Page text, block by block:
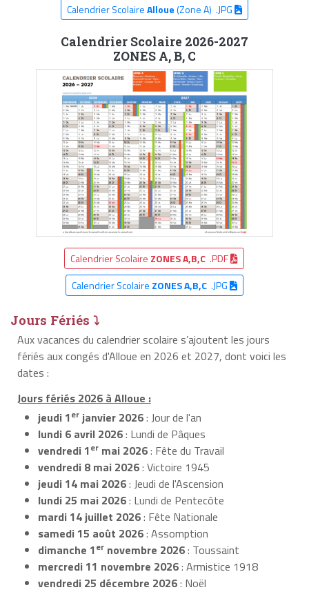
Calendrier ScolaireAlloue(Zone A) .JPG
Calendrier Scolaire 2026-2027
ZONES A, B, C
Calendrier Scolaire ZONES A,B,C .PDF
Calendrier Scolaire ZONES A,B,C.JPG
Jours Fériés ⤵
Aux vacances du calendrier scolaire s’ajoutent les jours
fériés aux congés d'Alloue en 2026 et 2027, dont voici les
dates :
Jours fériés 2026 à Alloue :
jeudi 1er janvier 2026: Jour de l'an
lundi 6 avril 2026: Lundi de Pâques
vendredi 1er mai 2026: Fête du Travail
vendredi 8 mai 2026: Victoire 1945
jeudi 14 mai 2026: Jeudi de l'Ascension
lundi 25 mai 2026: Lundi de Pentecôte
mardi 14 juillet 2026: Fête Nationale
samedi 15 août 2026: Assomption
dimanche 1er novembre 2026: Toussaint
mercredi 11 novembre 2026: Armistice 1918
vendredi 25 décembre 2026: Noël